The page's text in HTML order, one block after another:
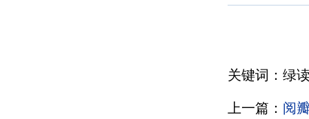
关键词：绿
上一篇： 阅